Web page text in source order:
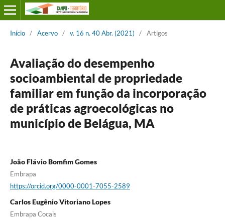
Início / Acervo / v. 16 n. 40 Abr. (2021) / Artigos
Avaliação do desempenho
socioambiental de propriedade
familiar em função da incorporação
de práticas agroecológicas no
município de Belágua, MA
João Flávio Bomfim Gomes
Embrapa
https://orcid.org/0000-0001-7055-2589
Carlos Eugênio Vitoriano Lopes
Embrapa Cocais